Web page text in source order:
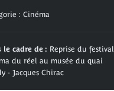
: Cinéma
le cadre de : Reprise du festival
du réel au musée du quai
- Jacques Chirac